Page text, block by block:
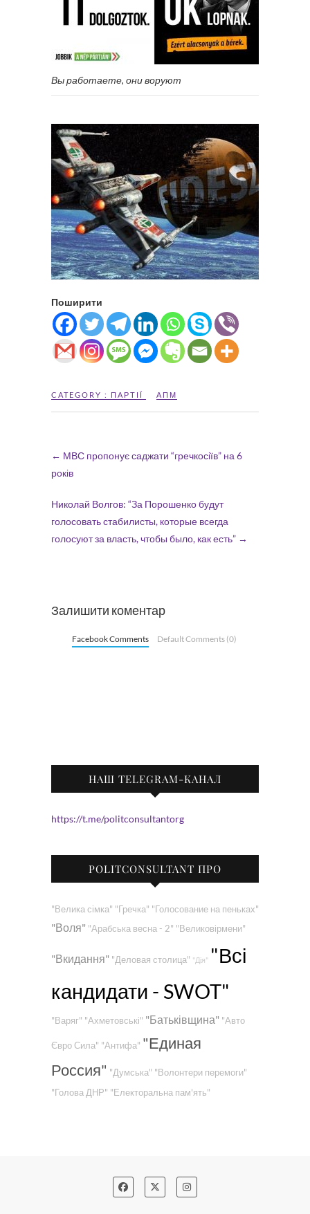
Вы работаете, они воруют
Поширити
CATEGORY : ПАРТІЇ АПМ
← МВС пропонує саджати “гречкосіїв” на 6
років
Николай Волгов: “За Порошенко будут
голосовать стабилисты, которые всегда
голосуют за власть, чтобы было, как есть” →
Залишити коментар
Facebook Comments Default Comments (0)
НАШ TELEGRAM-КАНАЛ
https://t.me/politconsultantorg
POLITCONSULTANT ПРО
"Велика сімка" "Гречка" "Голосование на пеньках"
"Воля" "Арабська весна - 2" "Великовірмени"
"Вкидання" "Деловая столица" "Дія" "Всі
кандидати - SWOT"
"Варяг" "Ахметовські" "Батьківщина" "Авто
Євро Сила" "Антифа" "Единая
Россия" "Думська" "Волонтери перемоги"
"Голова ДНР" "Електоральна пам'ять"